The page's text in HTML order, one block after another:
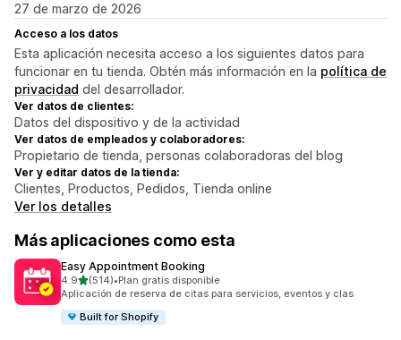
27 de marzo de 2026
Acceso a los datos
Esta aplicación necesita acceso a los siguientes datos para
funcionar en tu tienda. Obtén más información en la política de
privacidad del desarrollador.
Ver datos de clientes:
Datos del dispositivo y de la actividad
Ver datos de empleados y colaboradores:
Propietario de tienda, personas colaboradoras del blog
Ver y editar datos de la tienda:
Clientes, Productos, Pedidos, Tienda online
Ver los detalles
Más aplicaciones como esta
Easy Appointment Booking
4.9de 5 estrellas
(514)
514 reseñas en total
•Plan gratis disponible
Aplicación de reserva de citas para servicios, eventos y clas
Built for Shopify